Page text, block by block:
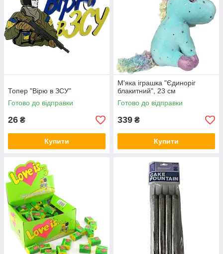
Топер "Вірю в ЗСУ"
Готово до відправки
26 ₴
Купити
М'яка іграшка "Єдиноріг
блакитний", 23 см
Готово до відправки
339 ₴
Купити